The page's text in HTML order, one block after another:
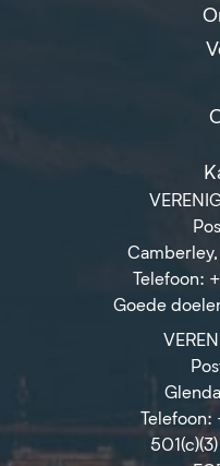
Camberley,
Telefoon:
Goede
Telefoon: